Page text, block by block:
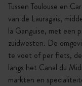
Tussen Toulouse en
van de Lauragais,
la Ganguise, met een
zuidwesten. De
te voet of per fiets,
langs het Canal du
markten en